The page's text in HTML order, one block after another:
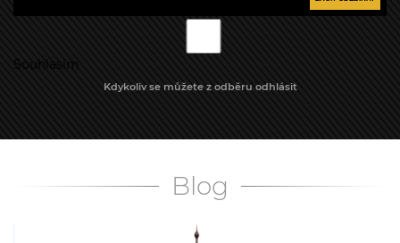
Souhlasím
Kdykoliv se můžete z odběru odhlásit
Blog